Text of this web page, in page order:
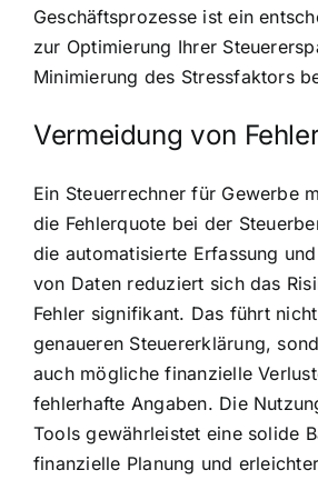
Geschäftsprozesse ist ein
zur Optimierung Ihrer
Minimierung des Stressfaktors
Vermeidung von
Ein Steuerrechner für Gewerbe
die Fehlerquote bei der
die automatisierte Erfassung
von Daten reduziert sich das
Fehler signifikant. Das führt
genaueren Steuererklärung,
auch mögliche finanzielle
fehlerhafte Angaben. Die
Tools gewährleistet eine solide
finanzielle Planung und